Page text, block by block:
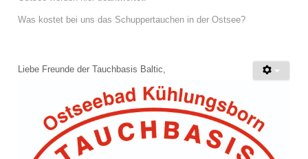
Was kostet bei uns das Schuppertauchen in der Ostsee?
Liebe Freunde der Tauchbasis Baltic,